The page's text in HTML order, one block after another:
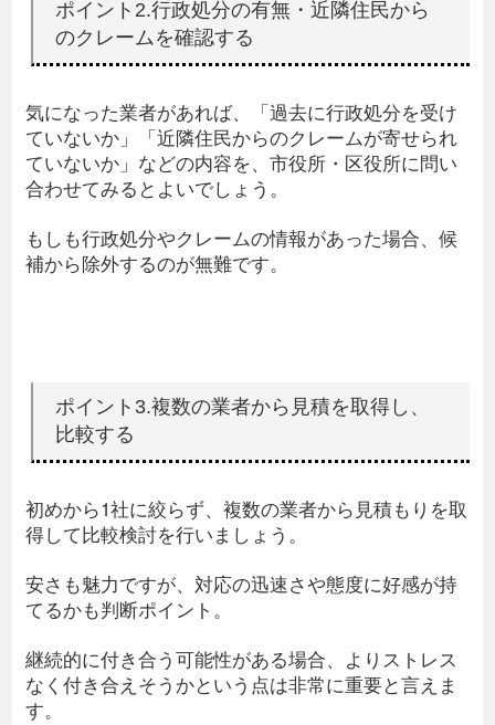
ポイント2.行政処分の有無・近隣住民から
のクレームを確認する
気になった業者があれば、「過去に行政処分を受け
ていないか」「近隣住民からのクレームが寄せられ
ていないか」などの内容を、市役所・区役所に問い
合わせてみるとよいでしょう。
もしも行政処分やクレームの情報があった場合、候
補から除外するのが無難です。
ポイント3.複数の業者から見積を取得し、
比較する
初めから1社に絞らず、複数の業者から見積もりを取
得して比較検討を行いましょう。
安さも魅力ですが、対応の迅速さや態度に好感が持
てるかも判断ポイント。
継続的に付き合う可能性がある場合、よりストレス
なく付き合えそうかという点は非常に重要と言えま
す。